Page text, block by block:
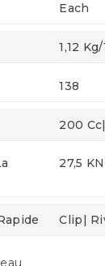
Each
1,12
138
200
27,5
Clip|